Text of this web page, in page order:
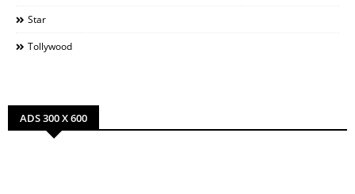
Star
Tollywood
ADS 300 X 600